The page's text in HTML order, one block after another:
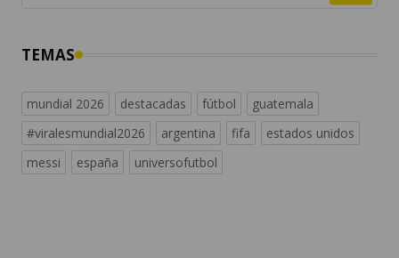
TEMAS
mundial 2026 destacadas fútbol
guatemala
#viralesmundial2026
argentina fifa
estados unidos
messi
españa universofutbol